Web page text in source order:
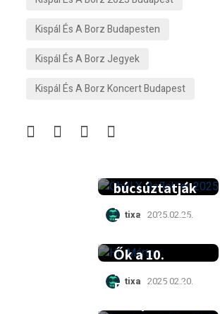
Kispál És A Borz Budapesten
Kispál És A Borz Jegyek
Kispál És A Borz Koncert Budapest
Mogwai, Co
tixa 2025.02.25.
búcsúztatják
Hó Mártont a
zenészbaráto
tixa 2025.02.20.
Ők a 10.
Kerekdomb
Fesztivál első